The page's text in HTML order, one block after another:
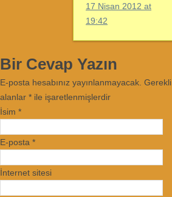
17 Nisan 2012 at
19:42
Bir Cevap Yazın
E-posta hesabınız yayınlanmayacak. Gerekli
alanlar * ile işaretlenmişlerdir
İsim *
E-posta *
İnternet sitesi